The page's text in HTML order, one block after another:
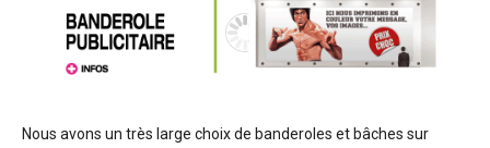
Nous avons un très large choix de banderoles et bâches sur